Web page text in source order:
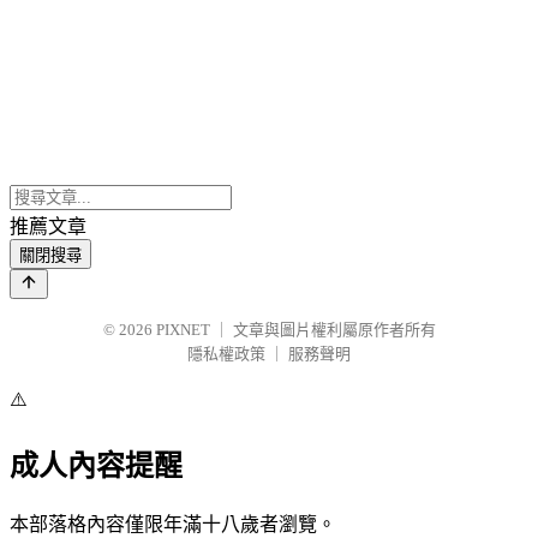
推薦文章
關閉搜尋
© 2026 PIXNET
文章與圖片權利屬原作者所有
隱私權政策
服務聲明
⚠️
成人內容提醒
本部落格內容僅限年滿十八歲者瀏覽。